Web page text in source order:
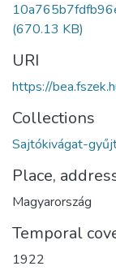
(670.13 KB)
URI
https://
Collections
Sajtókivágat-
Place,
Magyarország
Temporal
1922